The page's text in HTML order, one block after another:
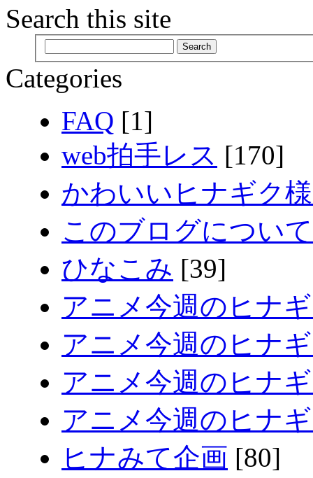
Search this site
Categories
FAQ [1]
web拍手レス [170]
かわいいヒナギク
このブログについて
ひなこみ [39]
アニメ今週のヒナ
アニメ今週のヒナ
アニメ今週のヒナ
アニメ今週のヒナ
ヒナみて企画 [80]